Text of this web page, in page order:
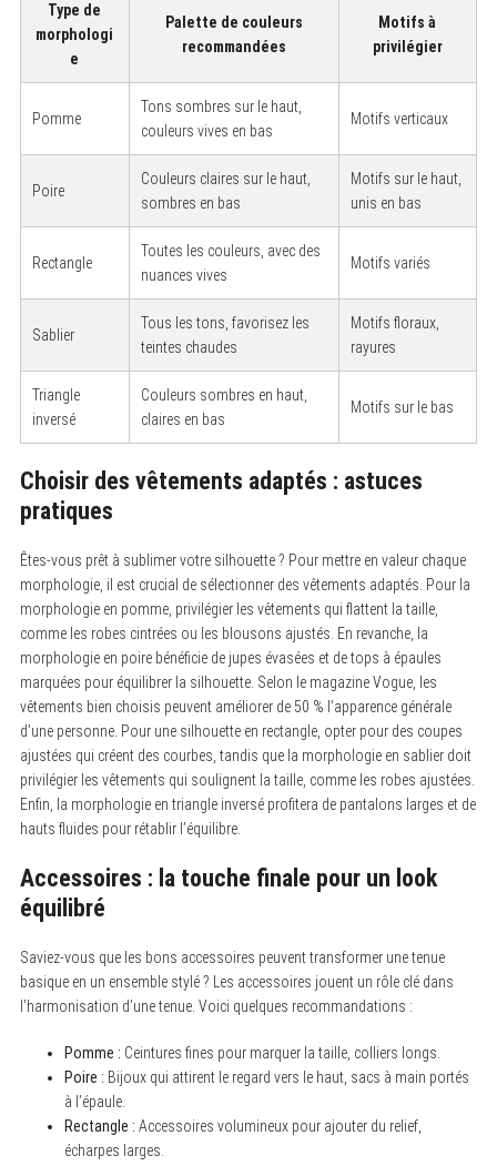
Type de
morphologi
e
Palette de couleurs
recommandées
Motifs à
privilégier
Pomme
Tons sombres sur le haut,
couleurs vives en bas
Motifs verticaux
Poire
Couleurs claires sur le haut,
sombres en bas
Motifs sur le haut,
unis en bas
Rectangle
Toutes les couleurs, avec des
nuances vives
Motifs variés
Sablier
Tous les tons, favorisez les
teintes chaudes
Motifs floraux,
rayures
Triangle
inversé
Couleurs sombres en haut,
claires en bas
Motifs sur le bas
Choisir des vêtements adaptés : astuces
pratiques
Êtes-vous prêt à sublimer votre silhouette ? Pour mettre en valeur chaque
morphologie, il est crucial de sélectionner des vêtements adaptés. Pour la
morphologie en pomme, privilégier les vêtements qui flattent la taille,
comme les robes cintrées ou les blousons ajustés. En revanche, la
morphologie en poire bénéficie de jupes évasées et de tops à épaules
marquées pour équilibrer la silhouette. Selon le magazine Vogue, les
vêtements bien choisis peuvent améliorer de 50 % l’apparence générale
d’une personne. Pour une silhouette en rectangle, opter pour des coupes
ajustées qui créent des courbes, tandis que la morphologie en sablier doit
privilégier les vêtements qui soulignent la taille, comme les robes ajustées.
Enfin, la morphologie en triangle inversé profitera de pantalons larges et de
hauts fluides pour rétablir l’équilibre.
Accessoires : la touche finale pour un look
équilibré
Saviez-vous que les bons accessoires peuvent transformer une tenue
basique en un ensemble stylé ? Les accessoires jouent un rôle clé dans
l’harmonisation d’une tenue. Voici quelques recommandations :
Pomme : Ceintures fines pour marquer la taille, colliers longs.
Poire : Bijoux qui attirent le regard vers le haut, sacs à main portés
à l’épaule.
Rectangle : Accessoires volumineux pour ajouter du relief,
écharpes larges.
S
a